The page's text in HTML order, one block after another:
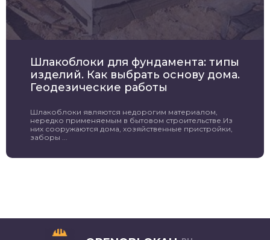
Шлакоблоки для фундамента: типы
изделий. Как выбрать основу дома.
Геодезические работы
Шлакоблоки являются недорогим материалом,
нередко применяемым в бытовом строительстве.Из
них сооружаются дома, хозяйственные пристройки,
заборы ...